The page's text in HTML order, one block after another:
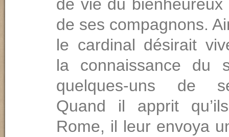
de vie du bienheureux
de ses compagnons.
le cardinal désirait
la connaissance du
quelques-uns de
Quand il apprit
Rome, il leur envoya